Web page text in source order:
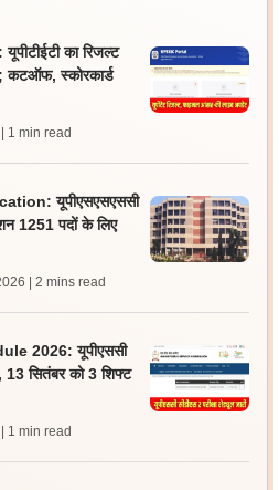
का रिजल्ट
स्कोरकार्ड
| 1 min read
यूपीएसएसएससी
1251 पदों के लिए
| 2 mins read
2026: यूपीएससी
13 सितंबर को 3 शिफ्ट
| 1 min read